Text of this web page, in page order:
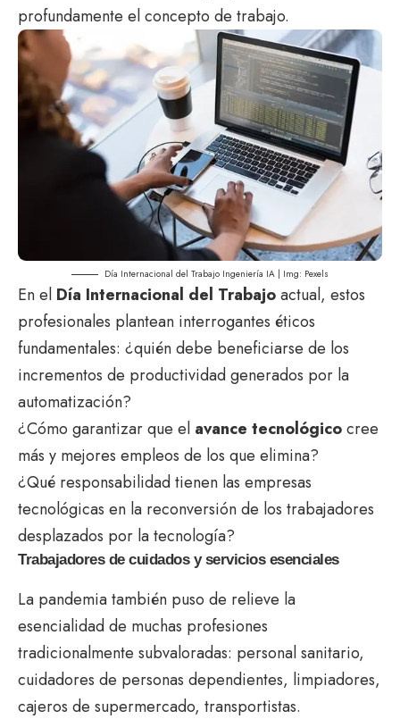
profundamente el concepto de trabajo.
Día Internacional del Trabajo Ingeniería IA | Img: Pexels
En el Día Internacional del Trabajoactual, estos
profesionales plantean interrogantes éticos
fundamentales: ¿quién debe beneficiarse de los
incrementos de productividad generados por la
automatización?
¿Cómo garantizar que el avance tecnológicocree
más y mejores empleos de los que elimina?
¿Qué responsabilidad tienen las empresas
tecnológicas en la reconversión de los trabajadores
desplazados por la tecnología?
Trabajadores de cuidados y servicios esenciales
La pandemia también puso de relieve la
esencialidad de muchas profesiones
tradicionalmente subvaloradas: personal sanitario,
cuidadores de personas dependientes, limpiadores,
cajeros de supermercado, transportistas.